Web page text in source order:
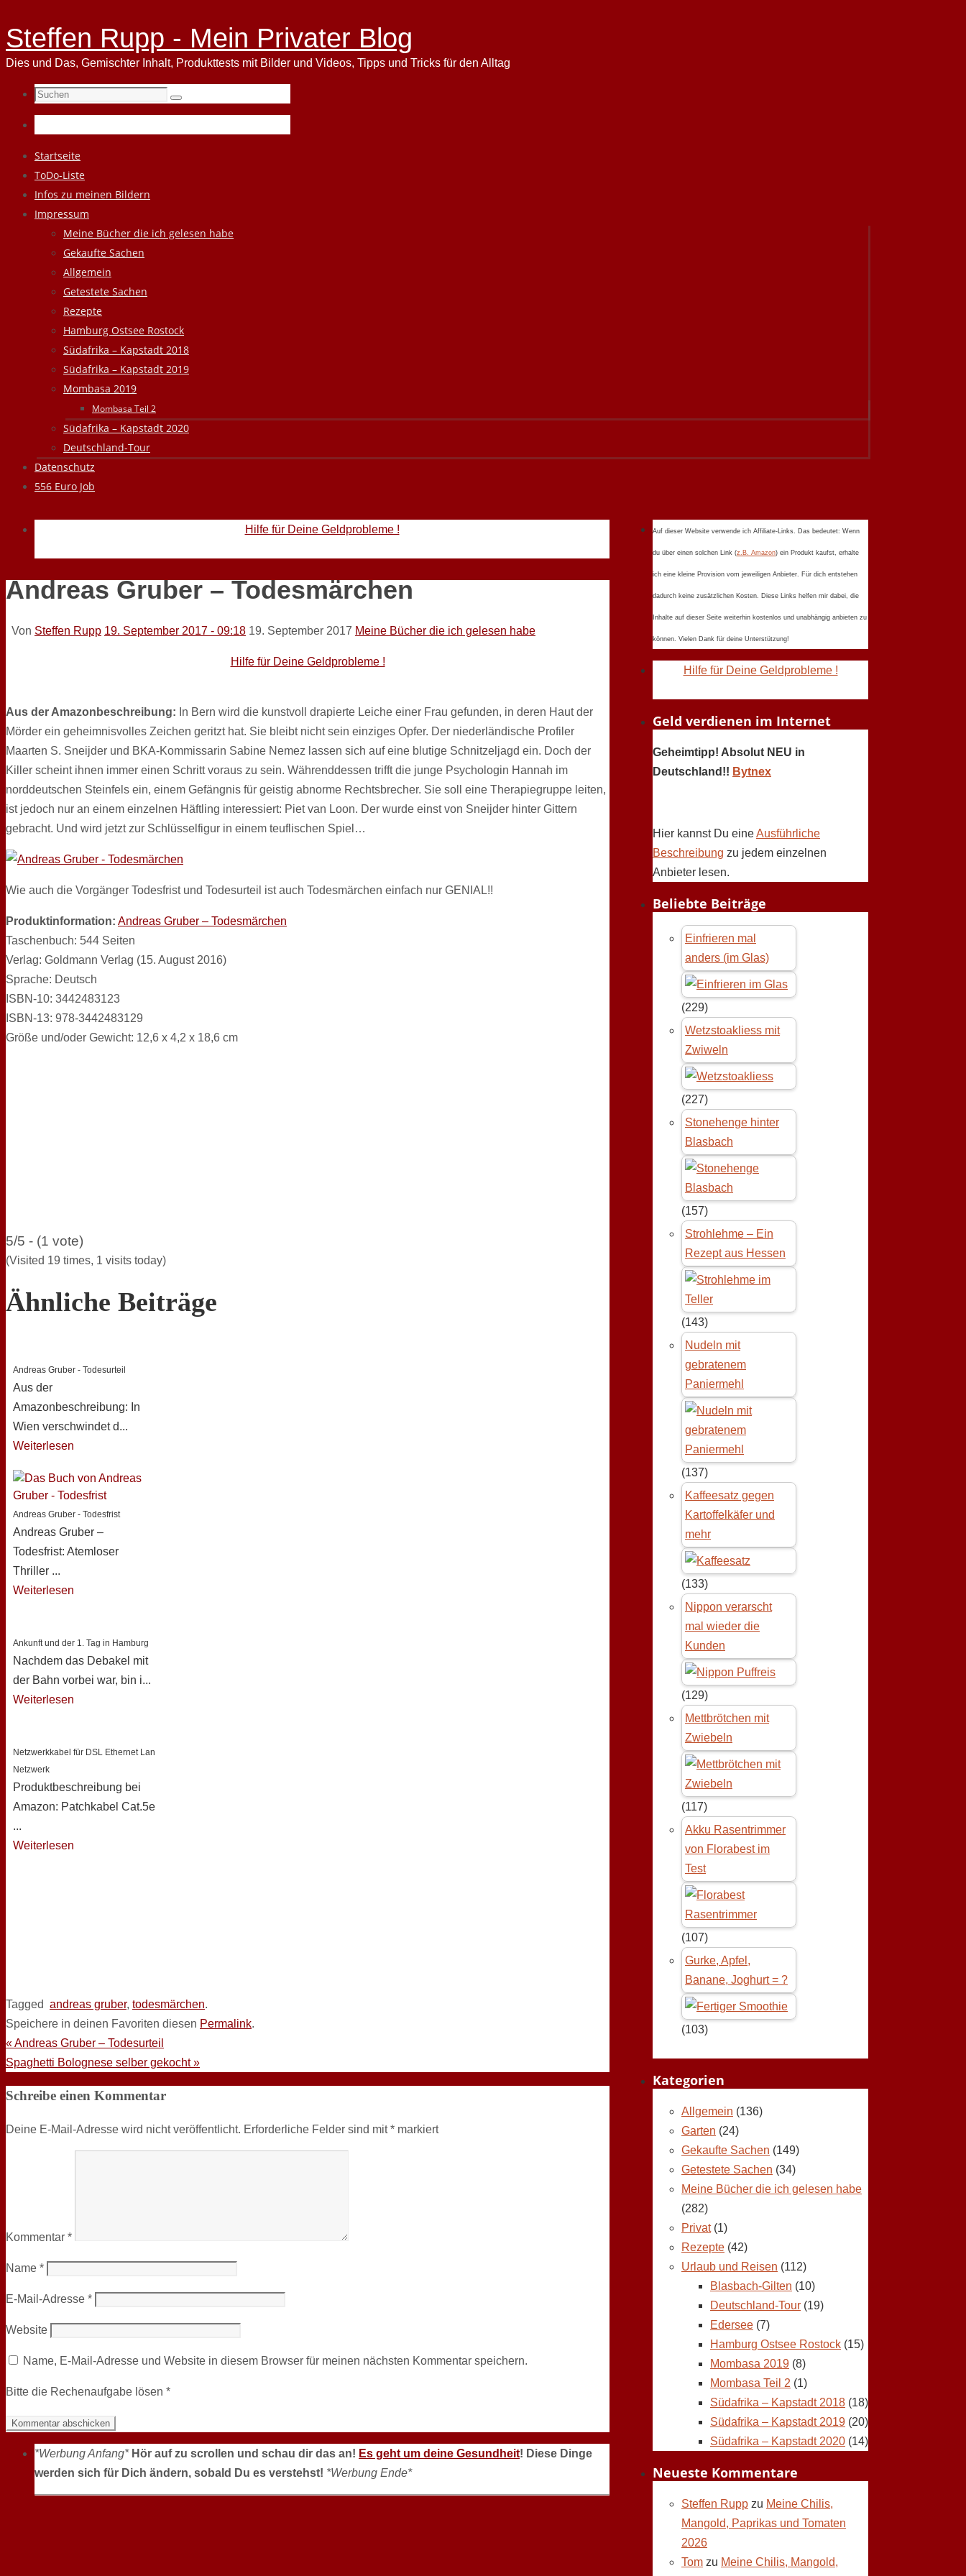
Steffen Rupp - Mein Privater Blog
Dies und Das, Gemischter Inhalt, Produkttests mit Bilder und Videos, Tipps und Tricks für den Alltag
Suchen
nach:
Suchen
Zum
Inhalt
springen
Startseite
ToDo-Liste
Infos zu meinen Bildern
Impressum
Meine Bücher die ich gelesen habe
Gekaufte Sachen
Allgemein
Getestete Sachen
Rezepte
Hamburg Ostsee Rostock
Südafrika – Kapstadt 2018
Südafrika – Kapstadt 2019
Mombasa 2019
Mombasa Teil 2
Südafrika – Kapstadt 2020
Deutschland-Tour
Datenschutz
556 Euro Job
Hilfe für Deine Geldprobleme !
Andreas Gruber – Todesmärchen
Von Steffen Rupp 19. September 2017 - 09:18 19. September 2017 Meine Bücher die ich gelesen habe
Hilfe für Deine Geldprobleme !
Aus der Amazonbeschreibung: In Bern wird die kunstvoll drapierte Leiche einer Frau gefunden, in deren Haut der
Mörder ein geheimnisvolles Zeichen geritzt hat. Sie bleibt nicht sein einziges Opfer. Der niederländische Profiler
Maarten S. Sneijder und BKA-Kommissarin Sabine Nemez lassen sich auf eine blutige Schnitzeljagd ein. Doch der
Killer scheint ihnen immer einen Schritt voraus zu sein. Währenddessen trifft die junge Psychologin Hannah im
norddeutschen Steinfels ein, einem Gefängnis für geistig abnorme Rechtsbrecher. Sie soll eine Therapiegruppe leiten,
ist jedoch nur an einem einzelnen Häftling interessiert: Piet van Loon. Der wurde einst von Sneijder hinter Gittern
gebracht. Und wird jetzt zur Schlüsselfigur in einem teuflischen Spiel…
Wie auch die Vorgänger Todesfrist und Todesurteil ist auch Todesmärchen einfach nur GENIAL!!
Produktinformation: Andreas Gruber – Todesmärchen
Taschenbuch: 544 Seiten
Verlag: Goldmann Verlag (15. August 2016)
Sprache: Deutsch
ISBN-10: 3442483123
ISBN-13: 978-3442483129
Größe und/oder Gewicht: 12,6 x 4,2 x 18,6 cm
5/5 - (1 vote)
(Visited 19 times, 1 visits today)
Ähnliche Beiträge
Andreas Gruber - Todesurteil
Aus der
Amazonbeschreibung: In
Wien verschwindet d...
Weiterlesen
Andreas Gruber - Todesfrist
Andreas Gruber –
Todesfrist: Atemloser
Thriller ...
Weiterlesen
Ankunft und der 1. Tag in Hamburg
Nachdem das Debakel mit
der Bahn vorbei war, bin i...
Weiterlesen
Netzwerkkabel für DSL Ethernet Lan
Netzwerk
Produktbeschreibung bei
Amazon: Patchkabel Cat.5e
...
Weiterlesen
Tagged andreas gruber, todesmärchen.
Speichere in deinen Favoriten diesen Permalink.
«Andreas Gruber – Todesurteil
Spaghetti Bolognese selber gekocht»
Schreibe einen Kommentar
Deine E-Mail-Adresse wird nicht veröffentlicht. Erforderliche Felder sind mit* markiert
Kommentar *
Name *
E-Mail-Adresse *
Website
Name, E-Mail-Adresse und Website in diesem Browser für meinen nächsten Kommentar speichern.
Bitte die Rechenaufgabe lösen *
*Werbung Anfang* Hör auf zu scrollen und schau dir das an! Es geht um deine Gesundheit! Diese Dinge
werden sich für Dich ändern, sobald Du es verstehst! *Werbung Ende*
Auf dieser Website verwende ich Affiliate-Links. Das bedeutet: Wenn
du über einen solchen Link (z.B. Amazon) ein Produkt kaufst, erhalte
ich eine kleine Provision vom jeweiligen Anbieter. Für dich entstehen
dadurch keine zusätzlichen Kosten. Diese Links helfen mir dabei, die
Inhalte auf dieser Seite weiterhin kostenlos und unabhängig anbieten zu
können. Vielen Dank für deine Unterstützung!
Hilfe für Deine Geldprobleme !
Geld verdienen im Internet
Geheimtipp! Absolut NEU in
Deutschland!! Bytnex
Hier kannst Du eineAusführliche
Beschreibung zu jedem einzelnen
Anbieter lesen.
Beliebte Beiträge
Einfrieren mal
anders (im Glas)
(229)
Wetzstoakliess mit
Zwiweln
(227)
Stonehenge hinter
Blasbach
(157)
Strohlehme – Ein
Rezept aus Hessen
(143)
Nudeln mit
gebratenem
Paniermehl
(137)
Kaffeesatz gegen
Kartoffelkäfer und
mehr
(133)
Nippon verarscht
mal wieder die
Kunden
(129)
Mettbrötchen mit
Zwiebeln
(117)
Akku Rasentrimmer
von Florabest im
Test
(107)
Gurke, Apfel,
Banane, Joghurt = ?
(103)
Kategorien
Allgemein (136)
Garten (24)
Gekaufte Sachen (149)
Getestete Sachen (34)
Meine Bücher die ich gelesen habe
(282)
Privat(1)
Rezepte (42)
Urlaub und Reisen (112)
Blasbach-Gilten (10)
Deutschland-Tour (19)
Edersee (7)
Hamburg Ostsee Rostock (15)
Mombasa 2019 (8)
Mombasa Teil 2 (1)
Südafrika – Kapstadt 2018 (18)
Südafrika – Kapstadt 2019 (20)
Südafrika – Kapstadt 2020 (14)
Neueste Kommentare
Steffen Rupp zu Meine Chilis,
Mangold, Paprikas und Tomaten
2026
Tom zu Meine Chilis, Mangold,